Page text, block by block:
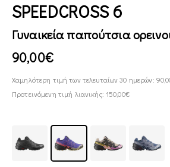
SPEEDCROSS 6
Γυναικεία παπούτσια
90,00€
Χαμηλότερη τιμή των τελευταίων 30 ημερών:
Προτεινόμενη τιμή λιανικής: 150,00€